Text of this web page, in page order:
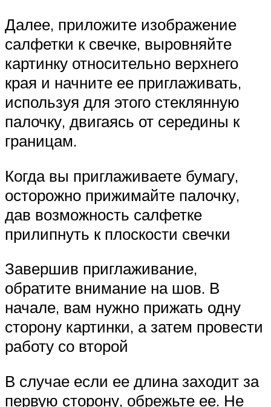
Далее, приложите изображение
салфетки к свечке, выровняйте
картинку относительно верхнего
края и начните ее приглаживать,
используя для этого стеклянную
палочку, двигаясь от середины к
границам.
Когда вы приглаживаете бумагу,
осторожно прижимайте палочку,
дав возможность салфетке
прилипнуть к плоскости свечки
Завершив приглаживание,
обратите внимание на шов. В
начале, вам нужно прижать одну
сторону картинки, а затем провести
работу со второй
В случае если ее длина заходит за
первую сторону, обрежьте ее. Не